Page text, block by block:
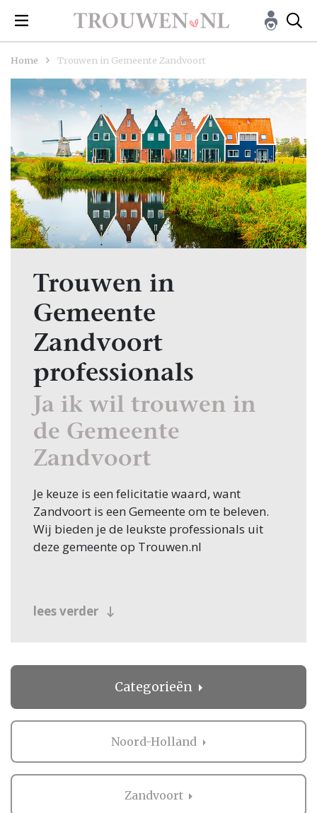
Home Trouwen in Gemeente Zandvoort
Trouwen in
Gemeente
Zandvoort
professionals
Ja ik wil trouwen in
de Gemeente
Zandvoort
Je keuze is een felicitatie waard, want
Zandvoort is een Gemeente om te beleven.
Wij bieden je de leukste professionals uit
deze gemeente op Trouwen.nl
lees verder
Categorieën
Noord-Holland
Zandvoort